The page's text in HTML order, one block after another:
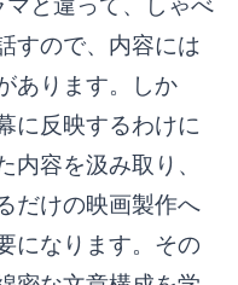
と違って、しゃべ
すので、内容には
あります。しか
に反映するわけに
内容を汲み取り、
だけの映画製作へ
になります。その